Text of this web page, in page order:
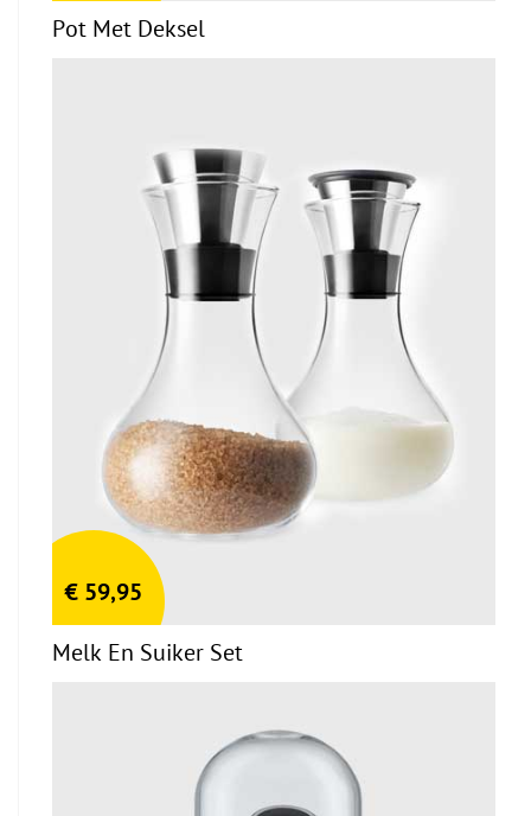
Pot Met Deksel
€ 59,95
Melk En Suiker Set